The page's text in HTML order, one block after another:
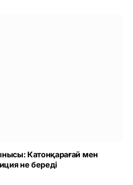
Катонқарағай мен
не береді